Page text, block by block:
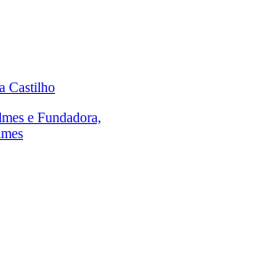
Castilho
e Fundadora,